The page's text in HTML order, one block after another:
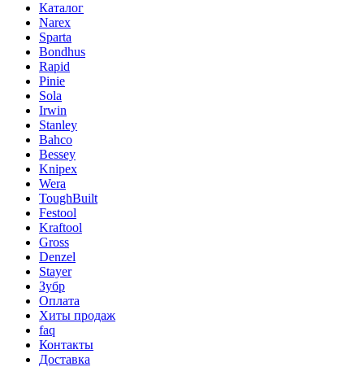
Каталог
Narex
Sparta
Bondhus
Rapid
Pinie
Sola
Irwin
Stanley
Bahco
Bessey
Knipex
Wera
ToughBuilt
Festool
Kraftool
Gross
Denzel
Stayer
Зубр
Оплата
Хиты продаж
faq
Контакты
Доставка